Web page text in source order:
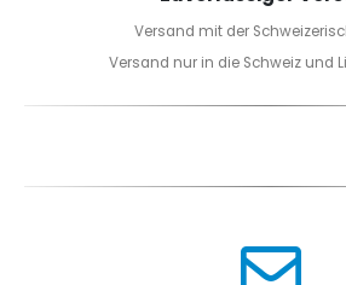
Versand mit der
Versand nur in die Schweiz und